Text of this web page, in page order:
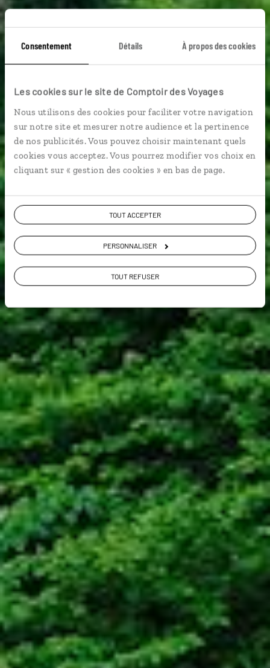
Consentement Détails À propos des cookies
Les cookies sur le site de Comptoir des Voyages
Nous utilisons des cookies pour faciliter votre navigation
sur notre site et mesurer notre audience et la pertinence
de nos publicités. Vous pouvez choisir maintenant quels
cookies vous acceptez. Vous pourrez modifier vos choix en
cliquant sur « gestion des cookies » en bas de page.
TOUT ACCEPTER
PERSONNALISER
TOUT REFUSER
Voyage Chine du
Sud-Ouest
VOIR NOS 4 IDÉES DE VOYAGE EN CHINE DU SUD-
OUEST